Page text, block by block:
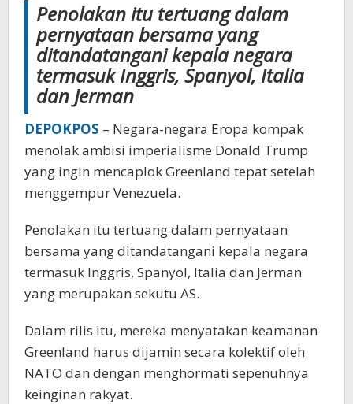
Penolakan itu tertuang dalam
pernyataan bersama yang
ditandatangani kepala negara
termasuk Inggris, Spanyol, Italia
dan Jerman
DEPOKPOS – Negara-negara Eropa kompak
menolak ambisi imperialisme Donald Trump
yang ingin mencaplok Greenland tepat setelah
menggempur Venezuela.
Penolakan itu tertuang dalam pernyataan
bersama yang ditandatangani kepala negara
termasuk Inggris, Spanyol, Italia dan Jerman
yang merupakan sekutu AS.
Dalam rilis itu, mereka menyatakan keamanan
Greenland harus dijamin secara kolektif oleh
NATO dan dengan menghormati sepenuhnya
keinginan rakyat.